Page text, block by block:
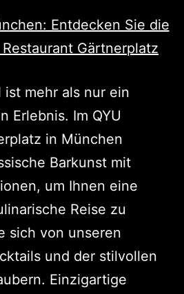
mehr als nur ein
Erlebnis. Im QYU
in München
Barkunst mit
um Ihnen eine
Reise zu
sich von unseren
und der stilvollen
Einzigartige